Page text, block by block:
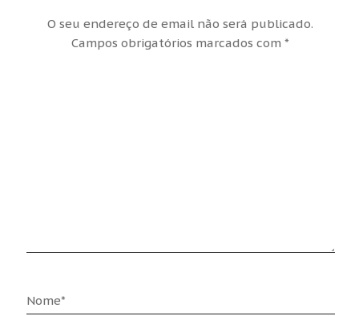
O seu endereço de email não será publicado.
Campos obrigatórios marcados com*